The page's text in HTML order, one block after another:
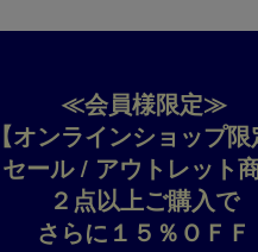
≪会員様限定≫
【オンラインショップ
セール / アウトレット
２点以上ご購入で
さらに１５％ＯＦＦ